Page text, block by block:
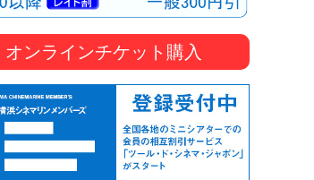
オンラインチケット購入